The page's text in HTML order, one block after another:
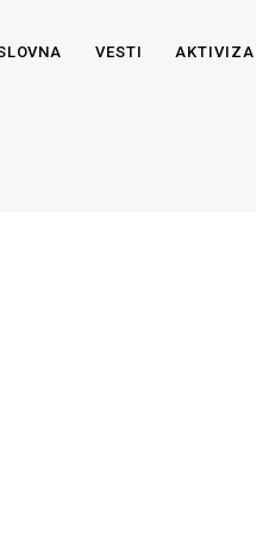
VESTI